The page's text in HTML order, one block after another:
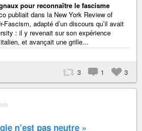
pour reconnaître le fascisme
publiait dans la New York Review of
adapté d’un discours qu’il avait
: il y revenait sur son expérience
et avançait une grille...
3 1 3
n’est pas neutre »